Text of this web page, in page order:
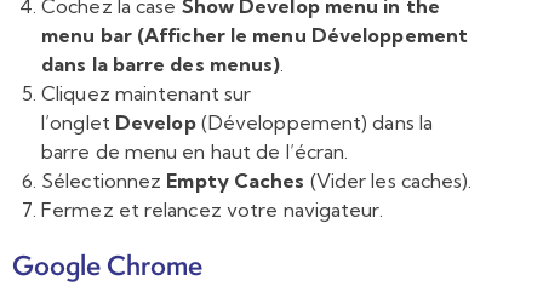
Cochez la case Show Develop menu in the
menu bar (Afficher le menu Développement
dans la barre des menus).
Cliquez maintenant sur
l’onglet Develop(Développement) dans la
barre de menu en haut de l’écran.
Sélectionnez Empty Caches (Vider les caches).
Fermez et relancez votre navigateur.
Google Chrome